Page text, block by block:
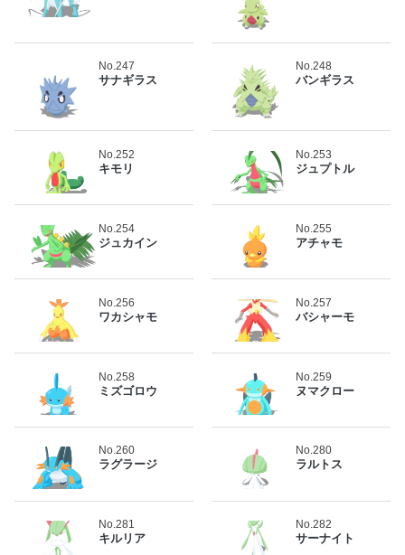
No.247
サナギラス
No.248
バンギラス
No.252
キモリ
No.253
ジュプトル
No.254
ジュカイン
No.255
アチャモ
No.256
ワカシャモ
No.257
バシャーモ
No.258
ミズゴロウ
No.259
ヌマクロー
No.260
ラグラージ
No.280
ラルトス
No.281
キルリア
No.282
サーナイト